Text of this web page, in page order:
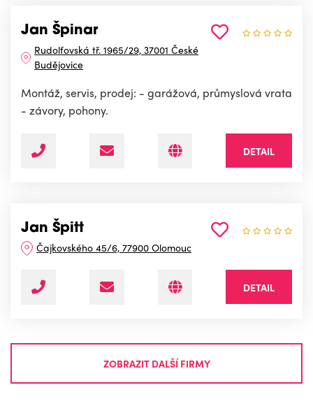
Jan Špinar
Rudolfovská tř. 1965/29, 37001 České
Budějovice
Montáž, servis, prodej: - garážová, průmyslová vrata
- závory, pohony.
DETAIL
Jan Špitt
Čajkovského 45/6, 77900 Olomouc
DETAIL
ZOBRAZIT DALŠÍ FIRMY